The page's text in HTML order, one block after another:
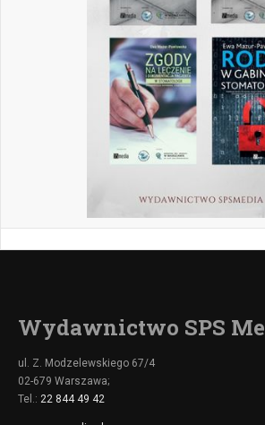
Wydawnictwo SPS
ul. Z. Modzelewskiego 67/4
02-679 Warszawa;
Tel.: 22 844 49 42